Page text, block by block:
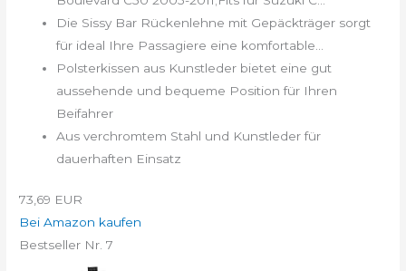
Die Sissy Bar Rückenlehne mit Gepäckträger sorgt
für ideal Ihre Passagiere eine komfortable...
Polsterkissen aus Kunstleder bietet eine gut
aussehende und bequeme Position für Ihren
Beifahrer
Aus verchromtem Stahl und Kunstleder für
dauerhaften Einsatz
73,69 EUR
Bei Amazon kaufen
Bestseller Nr. 7